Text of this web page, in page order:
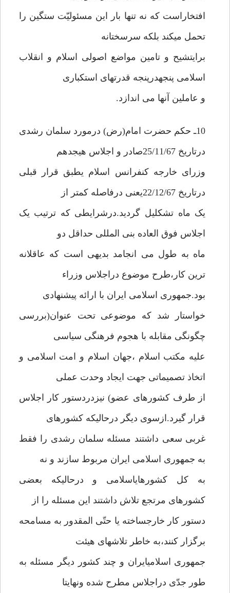
افتخاراست که نه تنها بار این مسئولیّت ستگین را
تحمل میکند بلکه سرسختانه
برایتشیح و تامین مواضع اصولی اسلام و انقلاب
اسلامی پنجهدرپنجه قدرتهای استکباری
و عاملین آنها می اندازد.
10ـ حکم حضرت امام(رض) درمورد سلمان رشدی
درتاریخ 25/11/67صادر و اجلاس هیجدهم
وزرای خارجه کنفرانس اسلام یطبق قرار قبلی
درتاریخ 22/12/67یعنی درفاصله کمتر از
یک ماه تشکلیل گردید.درشرایطی که ترتیب یک
اجلاس فوق العاده بنی المللی حداقل دو
ماه به طول می انجامد بدیهی است که عاقلانه
ترین کار،طرح موضوع دراجلاس وزراء
بود.جمهوری اسلامی ایران با ارائه پیشنهادی
خواستار شد که موضوعی تحت عنوان(بررسی
چگونگی مقابله با هجوم فرهنگی سیاسی
علیه مکتب اسلام ،جهان اسلام و امت اسلامی و
اتخاذ تصمیماتی جهت ایجاد وحدت عملی
از طرف کشورهای عضو) نیزدردستور کار اجلاس
قرار گیرد.ازسوی دیگر درحالیکه کشورهای
غربی سعی داشتند مسئله سلمان رشدی را فقط
به جمهوری اسلامی ایران مربوط سازند و نه
به کل کشورهایاسلامی و درحالیکه بعضی
کشورهای مرتجع تلاش داشتند این مسئله را از
دستور کار خارجساخته یا حتّی المقدور به مسامحه
برگزار کنند،به خاطر تلاشهای هیئت
جمهوری اسلامیایران و چند کشور دیگر مسئله به
طور جدّی دراجلاس مطرح شده ونهایتا